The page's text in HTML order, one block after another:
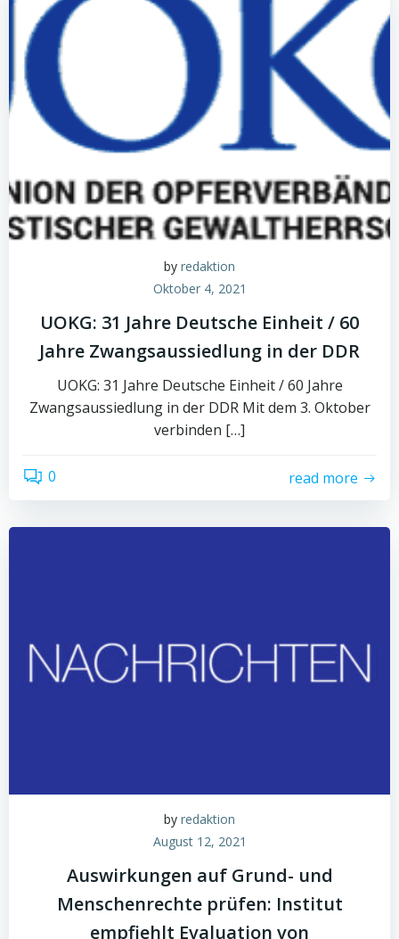
by redaktion
Oktober 4, 2021
UOKG: 31 Jahre Deutsche Einheit / 60
Jahre Zwangsaussiedlung in der DDR
UOKG: 31 Jahre Deutsche Einheit / 60 Jahre
Zwangsaussiedlung in der DDR Mit dem 3. Oktober
verbinden […]
0 read more
by redaktion
August 12, 2021
Auswirkungen auf Grund- und
Menschenrechte prüfen: Institut
empfiehlt Evaluation von